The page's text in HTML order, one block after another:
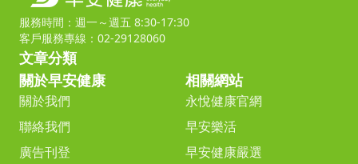
服務時間：週一～週五 8:30-17:30
客戶服務專線：02-29128060
文章分類
關於早安健康
關於我們
聯絡我們
廣告刊登
相關網站
永悅健康官網
早安樂活
早安健康嚴選